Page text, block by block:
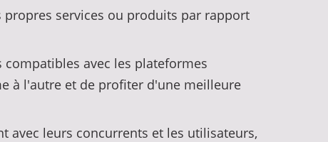
services ou produits par rapport
avec les plateformes
à l'autre et de profiter d'une meilleure
avec leurs concurrents et les utilisateurs,